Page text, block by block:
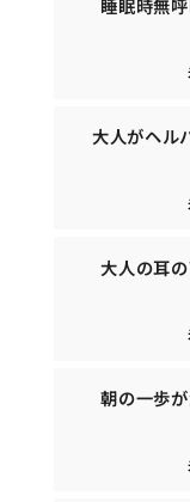
大人がヘル
大人の耳
朝の一歩